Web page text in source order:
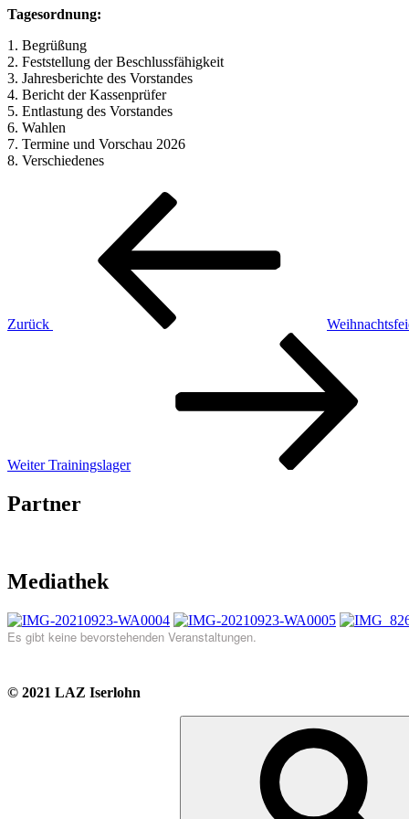
Tagesordnung:
1. Begrüßung
2. Feststellung der Beschlussfähigkeit
3. Jahresberichte des Vorstandes
4. Bericht der Kassenprüfer
5. Entlastung des Vorstandes
6. Wahlen
7. Termine und Vorschau 2026
8. Verschiedenes
Beitragsnavigation
Zurück
Weiter Trainingslager
Partner
Mediathek
Es gibt keine bevorstehenden Veranstaltungen.
© 2021 LAZ Iserlohn